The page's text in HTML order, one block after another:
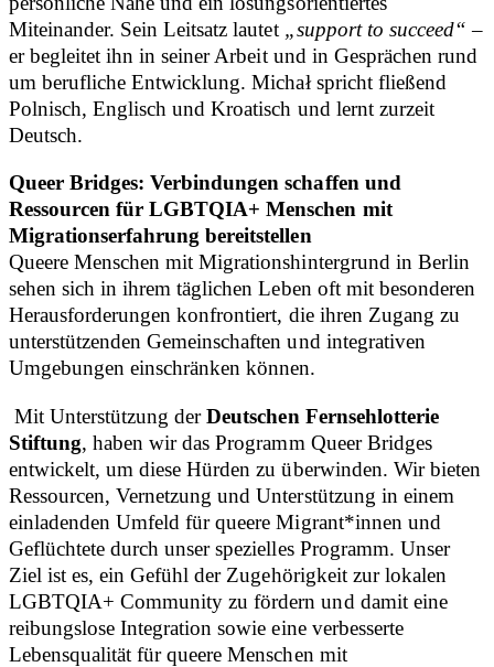
Miteinander. Sein Leitsatz lautet „support to succeed“ –
er begleitet ihn in seiner Arbeit und in Gesprächen rund
um berufliche Entwicklung. Michał spricht fließend
Polnisch, Englisch und Kroatisch und lernt zurzeit
Deutsch.
Queer Bridges: Verbindungen schaffen und
Ressourcen für LGBTQIA+ Menschen mit
Migrationserfahrung bereitstellen
Queere Menschen mit Migrationshintergrund in Berlin
sehen sich in ihrem täglichen Leben oft mit besonderen
Herausforderungen konfrontiert, die ihren Zugang zu
unterstützenden Gemeinschaften und integrativen
Umgebungen einschränken können.
Mit Unterstützung derDeutschen Fernsehlotterie
Stiftung, haben wir das Programm Queer Bridges
entwickelt, um diese Hürden zu überwinden. Wir bieten
Ressourcen, Vernetzung und Unterstützung in einem
einladenden Umfeld für queere Migrant*innen und
Geflüchtete durch unser spezielles Programm. Unser
Ziel ist es, ein Gefühl der Zugehörigkeit zur lokalen
LGBTQIA+ Community zu fördern und damit eine
reibungslose Integration sowie eine verbesserte
Lebensqualität für queere Menschen mit